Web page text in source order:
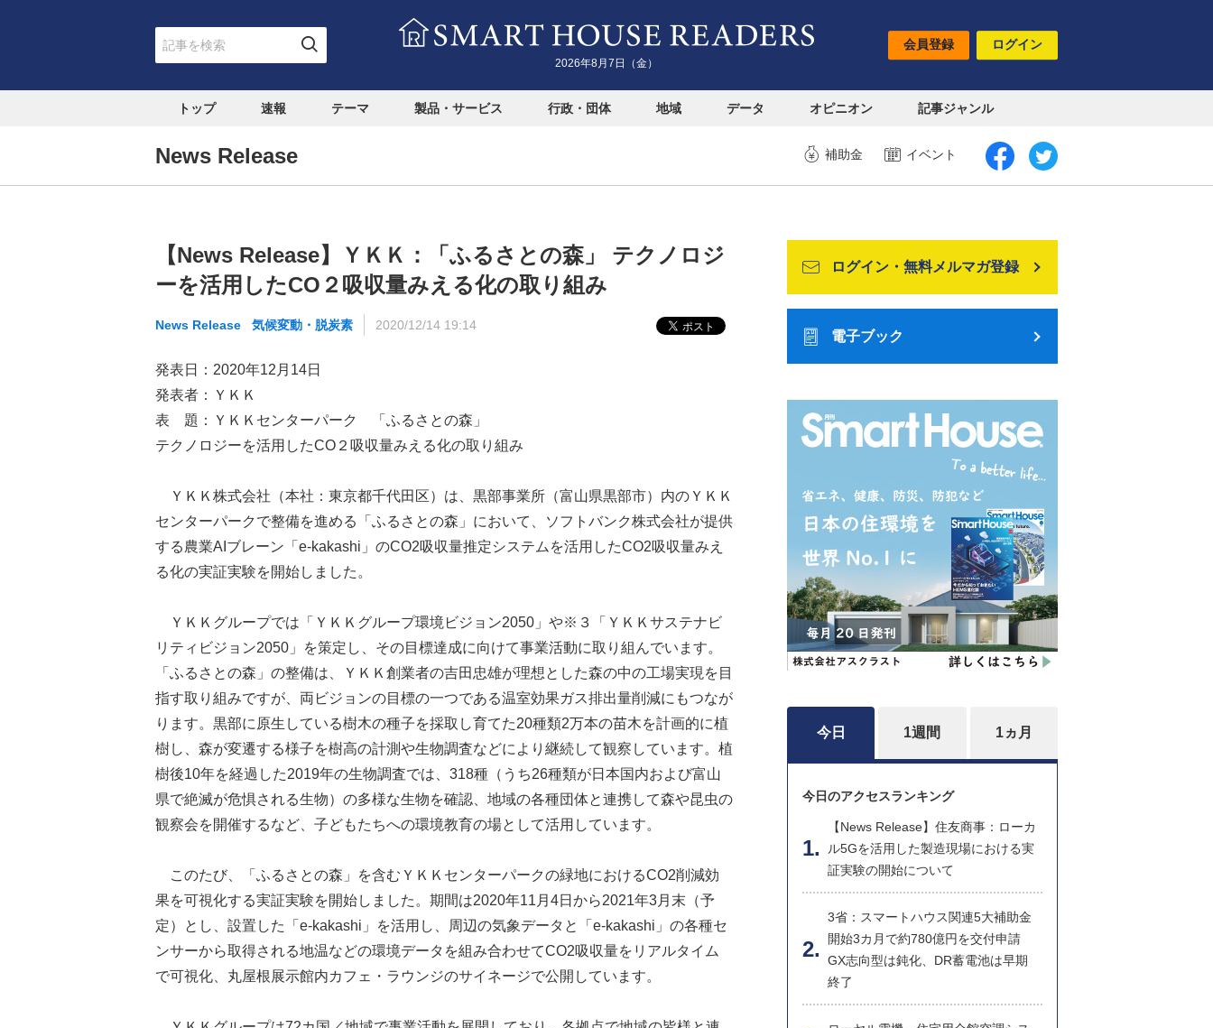
2026年8月7日（金）
会員登録 ログイン
トップ 速報 テーマ 製品・サービス 行政・団体 地域 データ オピニオン 記事ジャンル
News Release 補助金 イベント
【News Release】ＹＫＫ：「ふるさとの森」 テクノロジ
ーを活用したCO２吸収量みえる化の取り組み
News Release 気候変動・脱炭素 2020/12/14 19:14
発表日：2020年12月14日
発表者：ＹＫＫ
表 題：ＹＫＫセンターパーク 「ふるさとの森」
テクノロジーを活用したCO２吸収量みえる化の取り組み
ＹＫＫ株式会社（本社：東京都千代田区）は、黒部事業所（富山県黒部市）内のＹＫＫ
センターパークで整備を進める「ふるさとの森」において、ソフトバンク株式会社が提供
する農業AIブレーン「e-kakashi」のCO2吸収量推定システムを活用したCO2吸収量みえ
る化の実証実験を開始しました。
ＹＫＫグループでは「ＹＫＫグループ環境ビジョン2050」や※３「ＹＫＫサステナビ
リティビジョン2050」を策定し、その目標達成に向けて事業活動に取り組んでいます。
「ふるさとの森」の整備は、ＹＫＫ創業者の吉田忠雄が理想とした森の中の工場実現を目
指す取り組みですが、両ビジョンの目標の一つである温室効果ガス排出量削減にもつなが
ります。黒部に原生している樹木の種子を採取し育てた20種類2万本の苗木を計画的に植
樹し、森が変遷する様子を樹高の計測や生物調査などにより継続して観察しています。植
樹後10年を経過した2019年の生物調査では、318種（うち26種類が日本国内および富山
県で絶滅が危惧される生物）の多様な生物を確認、地域の各種団体と連携して森や昆虫の
観察会を開催するなど、子どもたちへの環境教育の場として活用しています。
このたび、「ふるさとの森」を含むＹＫＫセンターパークの緑地におけるCO2削減効
果を可視化する実証実験を開始しました。期間は2020年11月4日から2021年3月末（予
定）とし、設置した「e-kakashi」を活用し、周辺の気象データと「e-kakashi」の各種セ
ンサーから取得される地温などの環境データを組み合わせてCO2吸収量をリアルタイム
で可視化、丸屋根展示館内カフェ・ラウンジのサイネージで公開しています。
ログイン・無料メルマガ登録
電子ブック
今日 1週間 1ヵ月
今日のアクセスランキング
【News Release】住友商事：ローカ
ル5Gを活用した製造現場における実
証実験の開始について
3省：スマートハウス関連5大補助金
開始3カ月で約780億円を交付申請
GX志向型は鈍化、DR蓄電池は早期
終了